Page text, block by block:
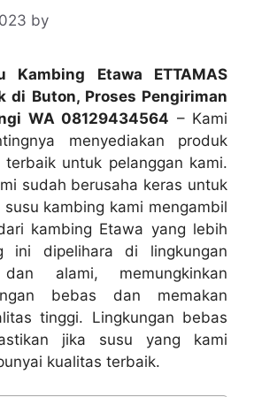
by
Kambing Etawa ETTAMAS
di Buton, Proses Pengiriman
WA 08129434564 – Kami
menyediakan produk
untuk pelanggan kami.
sudah berusaha keras untuk
kambing kami mengambil
kambing Etawa yang lebih
ini dipelihara di lingkungan
alami, memungkinkan
bebas dan memakan
tinggi. Lingkungan bebas
jika susu yang kami
kualitas terbaik.